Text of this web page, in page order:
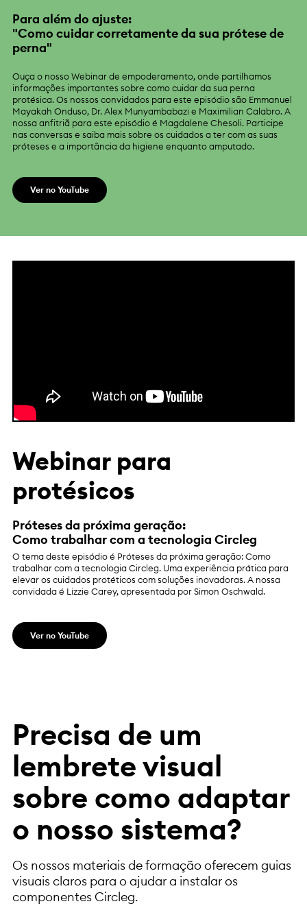
Para além do ajuste:
"Como cuidar corretamente da sua prótese de
perna"
Ouça o nosso Webinar de empoderamento, onde partilhamos
informações importantes sobre como cuidar da sua perna
protésica. Os nossos convidados para este episódio são Emmanuel
Mayakah Onduso, Dr. Alex Munyambabazi e Maximilian Calabro. A
nossa anfitriã para este episódio é Magdalene Chesoli. Participe
nas conversas e saiba mais sobre os cuidados a ter com as suas
próteses e a importância da higiene enquanto amputado.
Ver no YouTube
Webinar para
protésicos
Próteses da próxima geração:
Como trabalhar com a tecnologia Circleg
O tema deste episódio é Próteses da próxima geração: Como
trabalhar com a tecnologia Circleg. Uma experiência prática para
elevar os cuidados protéticos com soluções inovadoras. A nossa
convidada é Lizzie Carey, apresentada por Simon Oschwald.
Ver no YouTube
Precisa de um
lembrete visual
sobre como adaptar
o nosso sistema?
Os nossos materiais de formação oferecem guias
visuais claros para o ajudar a instalar os
componentes Circleg.